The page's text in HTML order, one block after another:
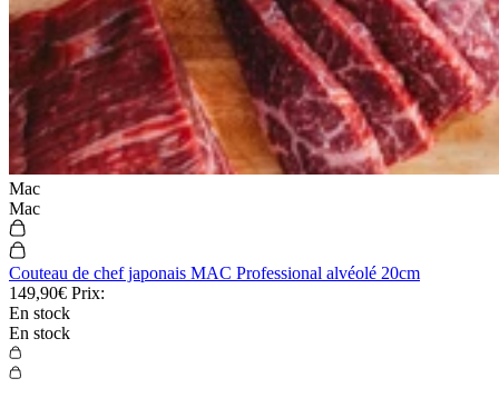
Mac
Mac
Couteau de chef japonais MAC Professional alvéolé 20cm
149,90€ Prix:
En stock
En stock